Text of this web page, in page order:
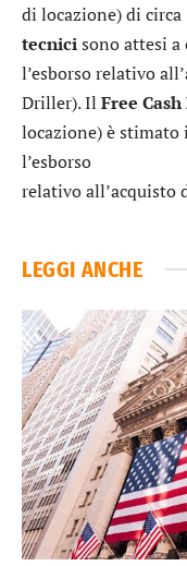
di locazione) di
tecnicisono attesi
l’esborso relativo
Driller). Il Free
locazione) è
l’esborso
relativo all’acquisto
LEGGI ANCHE